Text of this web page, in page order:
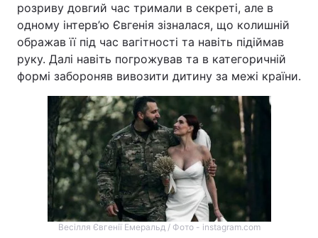
розриву довгий час тримали в секреті, але в
одному інтерв’ю Євгенія зізналася, що колишній
ображав її під час вагітності та навіть підіймав
руку. Далі навіть погрожував та в категоричній
формі забороняв вивозити дитину за межі країни.
Весілля Євгенії Емеральд / Фото - instagram.com